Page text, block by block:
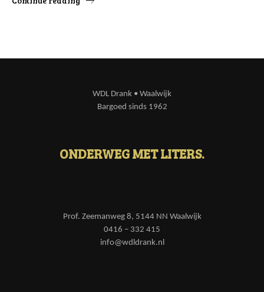
WDL Drank • Waalwijk
Bargoed sinds 1962
ONDERWEG MET LITERS.
Prof. Zeemanweg 8, 5144 NN Waalwijk
0416 – 332 415
info@wdldrank.nl